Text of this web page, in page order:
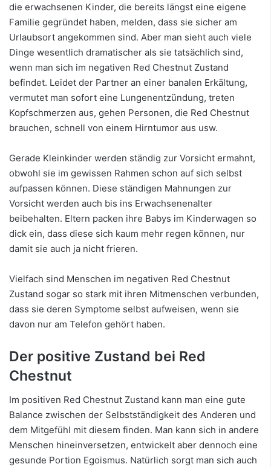
die erwachsenen Kinder, die bereits längst eine eigene
Familie gegründet haben, melden, dass sie sicher am
Urlaubsort angekommen sind. Aber man sieht auch viele
Dinge wesentlich dramatischer als sie tatsächlich sind,
wenn man sich im negativen Red Chestnut Zustand
befindet. Leidet der Partner an einer banalen Erkältung,
vermutet man sofort eine Lungenentzündung, treten
Kopfschmerzen aus, gehen Personen, die Red Chestnut
brauchen, schnell von einem Hirntumor aus usw.
Gerade Kleinkinder werden ständig zur Vorsicht ermahnt,
obwohl sie im gewissen Rahmen schon auf sich selbst
aufpassen können. Diese ständigen Mahnungen zur
Vorsicht werden auch bis ins Erwachsenenalter
beibehalten. Eltern packen ihre Babys im Kinderwagen so
dick ein, dass diese sich kaum mehr regen können, nur
damit sie auch ja nicht frieren.
Vielfach sind Menschen im negativen Red Chestnut
Zustand sogar so stark mit ihren Mitmenschen verbunden,
dass sie deren Symptome selbst aufweisen, wenn sie
davon nur am Telefon gehört haben.
Der positive Zustand bei Red
Chestnut
Im positiven Red Chestnut Zustand kann man eine gute
Balance zwischen der Selbstständigkeit des Anderen und
dem Mitgefühl mit diesem finden. Man kann sich in andere
Menschen hineinversetzen, entwickelt aber dennoch eine
gesunde Portion Egoismus. Natürlich sorgt man sich auch